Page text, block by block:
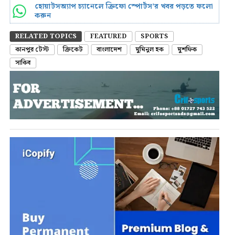
হোয়াটসঅ্যাপ চ্যানেলে ক্রিফো স্পোর্টস’র খবর পড়তে ফলো
করুন
RELATED TOPICS FEATURED
SPORTS
কানপুর টেস্ট
ক্রিকেট বাংলাদেশ মুমিনুল হক
মুশফিক
সাকিব